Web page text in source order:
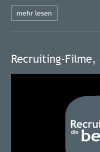
mehr lesen
Recruiting-Filme,